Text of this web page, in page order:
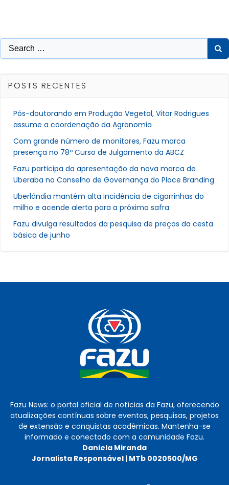
Search
for:
POSTS RECENTES
Pós-doutorando em Produção Vegetal, Vitor Rodrigues
assume a coordenação da Agronomia
Com grande número de monitores, Fazu marca
presença no 78º Curso de Julgamento da ABCZ
Fazu participa da apresentação da nova marca de
Uberaba no Conselho de Governança do Place Branding
Uberlândia mantém alta incidência de cigarrinhas do
milho e acende alerta para a próxima safra
Fazu divulga resultados da pesquisa de preços da cesta
básica de junho
Fazu News: o portal oficial de notícias da Fazu, oferecendo
atualizações contínuas sobre eventos, pesquisas, projetos
de extensão e conquistas acadêmicas. Mantenha-se
informado e conectado com a comunidade Fazu.
Daniela Miranda
Jornalista Responsável | MTb 0020500/MG